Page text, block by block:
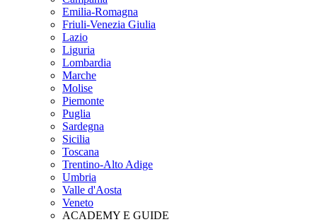
Emilia-Romagna
Friuli-Venezia Giulia
Lazio
Liguria
Lombardia
Marche
Molise
Piemonte
Puglia
Sardegna
Sicilia
Toscana
Trentino-Alto Adige
Umbria
Valle d'Aosta
Veneto
ACADEMY E GUIDE